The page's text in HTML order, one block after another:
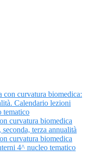
con curvatura biomedica:
Calendario lezioni
tematico
curvatura biomedica
terza annualità
curvatura biomedica
4^ nucleo tematico